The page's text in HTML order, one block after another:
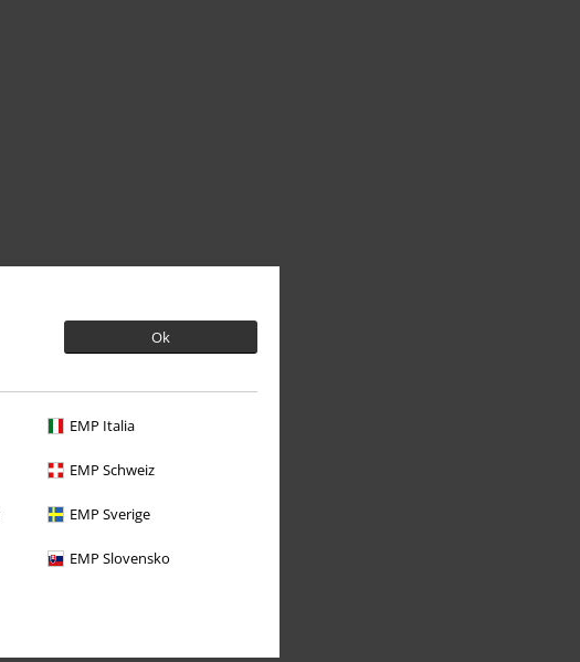
Ok
EMP Italia
EMP Schweiz
EMP Sverige
EMP Slovensko